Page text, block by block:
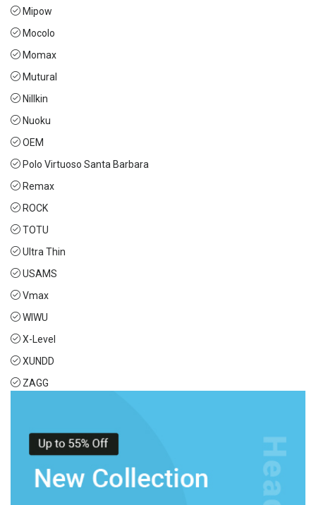
Mipow
Mocolo
Momax
Mutural
Nillkin
Nuoku
OEM
Polo Virtuoso Santa Barbara
Remax
ROCK
TOTU
Ultra Thin
USAMS
Vmax
WIWU
X-Level
XUNDD
ZAGG